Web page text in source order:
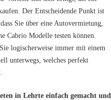
Der Entscheidende Punkt ist
Sie über eine Autovermietung,
Cabrio Modelle testen können.
logischerweise immer mit einem
unterwegs, welches perfekt
in Lehrte einfach gemacht und